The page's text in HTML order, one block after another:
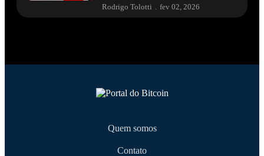
Rodrigo Tolotti fev 02, 2026
Quem somos
Contato